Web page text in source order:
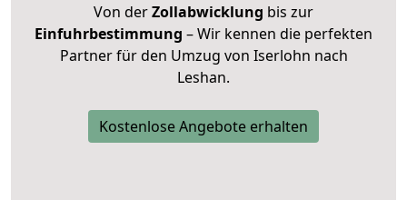
Von derZollabwicklung bis zur
Einfuhrbestimmung – Wir kennen die perfekten
Partner für den Umzug von Iserlohn nach
Leshan.
Kostenlose Angebote erhalten